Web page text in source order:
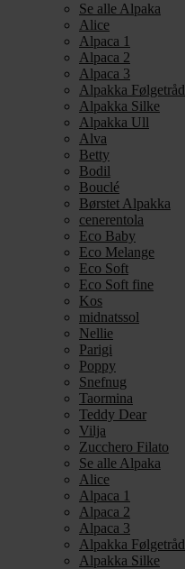
Se alle Alpaka
Alice
Alpaca 1
Alpaca 2
Alpaca 3
Alpakka Følgetråd
Alpakka Silke
Alpakka Ull
Alva
Betty
Bodil
Bouclé
Børstet Alpakka
cenerentola
Eco Baby
Eco Melange
Eco Soft
Eco Soft fine
Kos
midnatssol
Nellie
Parigi
Poppy
Snefnug
Taormina
Teddy Dear
Vilja
Zucchero Filato
Se alle Alpaka
Alice
Alpaca 1
Alpaca 2
Alpaca 3
Alpakka Følgetråd
Alpakka Silke